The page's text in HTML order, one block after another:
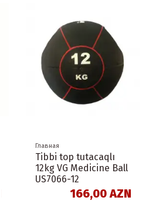
Главная
Tibbi top tutacaqlı
12kg VG Medicine Ball
US7066-12
166,00 AZN